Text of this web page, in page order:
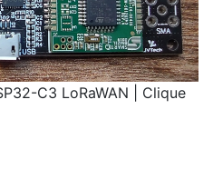
C3 LoRaWAN | Clique